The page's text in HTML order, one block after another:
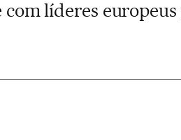
com líderes